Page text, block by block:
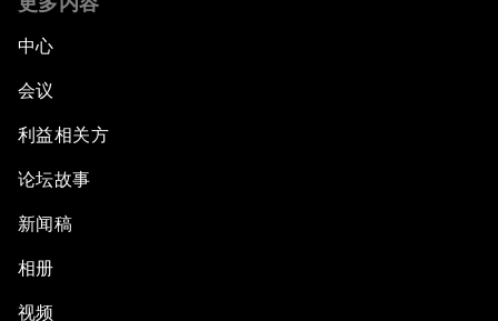
中心
会议
利益相关方
论坛故事
新闻稿
相册
视频